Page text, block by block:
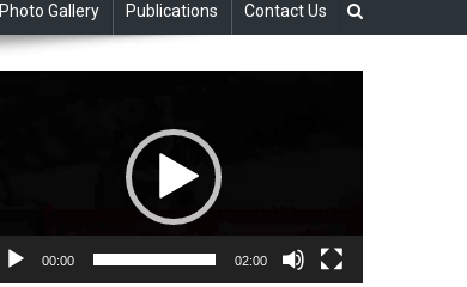
Photo Gallery Publications Contact Us
00:00 02:00